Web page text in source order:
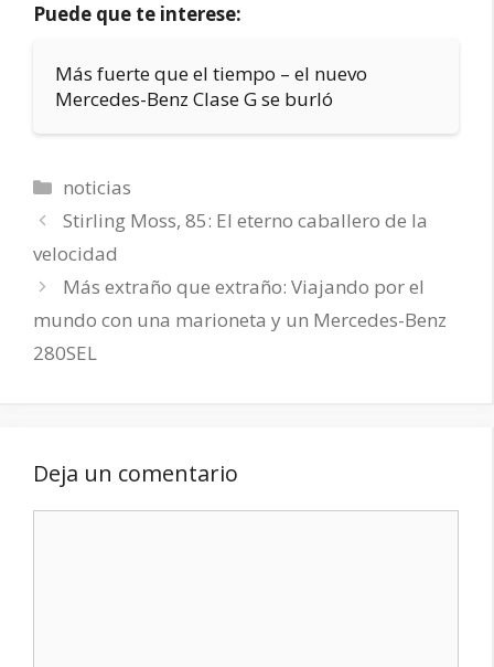
Puede que te interese:
Más fuerte que el tiempo – el nuevo
Mercedes-Benz Clase G se burló
Categorías
noticias
Stirling Moss, 85: El eterno caballero de la
velocidad
Más extraño que extraño: Viajando por el
mundo con una marioneta y un Mercedes-Benz
280SEL
Deja un comentario